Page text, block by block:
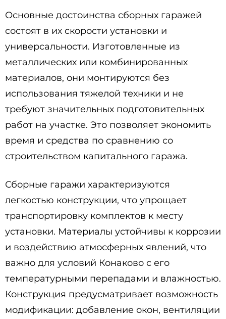
Основные достоинства сборных гаражей
состоят в их скорости установки и
универсальности. Изготовленные из
металлических или комбинированных
материалов, они монтируются без
использования тяжелой техники и не
требуют значительных подготовительных
работ на участке. Это позволяет экономить
время и средства по сравнению со
строительством капитального гаража.
Сборные гаражи характеризуются
легкостью конструкции, что упрощает
транспортировку комплектов к месту
установки. Материалы устойчивы к коррозии
и воздействию атмосферных явлений, что
важно для условий Конаково с его
температурными перепадами и влажностью.
Конструкция предусматривает возможность
модификации: добавление окон, вентиляции